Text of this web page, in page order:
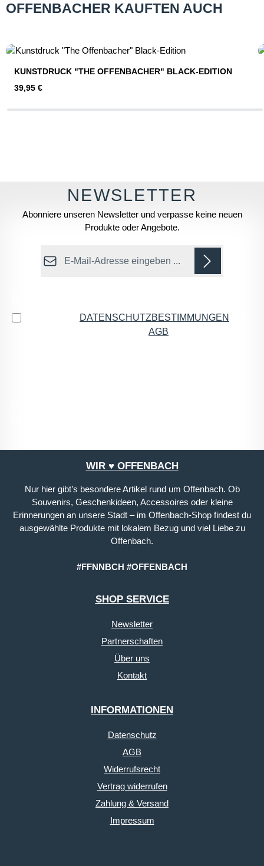
OFFENBACHER KAUFTEN AUCH
KUNSTDRUCK "THE OFFENBACHER" BLACK-EDITION
Regulärer Preis:
39,95 €
Abonniere unseren Newsletter und verpasse keine neuen
Produkte oder Angebote.
E-Mail-Adresse*
DATENSCHUTZBESTIMMUNGEN
AGB
WIR ♥ OFFENBACH
Nur hier gibt’s besondere Artikel rund um Offenbach. Ob
Souvenirs, Geschenkideen, Accessoires oder kleine
Erinnerungen an unsere Stadt – im Offenbach-Shop findest du
ausgewählte Produkte mit lokalem Bezug und viel Liebe zu
Offenbach.
#FFNNBCH #OFFENBACH
SHOP SERVICE
Newsletter
Partnerschaften
Über uns
Kontakt
INFORMATIONEN
Datenschutz
AGB
Widerrufsrecht
Vertrag widerrufen
Zahlung & Versand
Impressum